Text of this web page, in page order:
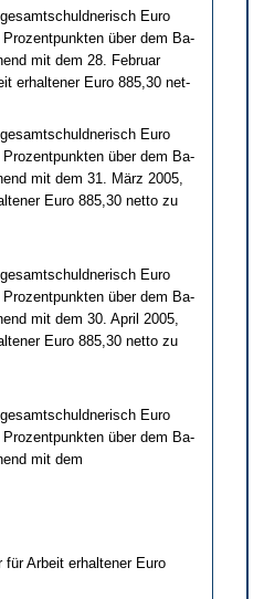
Eu­ro
über dem Ba­
mit dem 28. Fe­bru­ar
er­hal­te­ner Eu­ro 885,30 net­
Eu­ro
über dem Ba­
mit dem 31. März 2005,
Eu­ro 885,30 net­to zu
Eu­ro
über dem Ba­
mit dem 30. April 2005,
Eu­ro 885,30 net­to zu
Eu­ro
über dem Ba­
mit dem
Ar­beit er­hal­te­ner Eu­ro